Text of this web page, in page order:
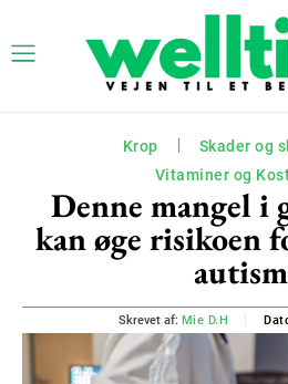
Krop
Skader og
Vitaminer og
Denne mangel i
kan øge risikoen
Skrevet af: Mie D.H